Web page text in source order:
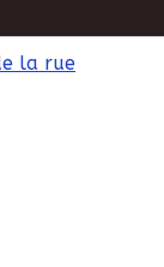
la rue